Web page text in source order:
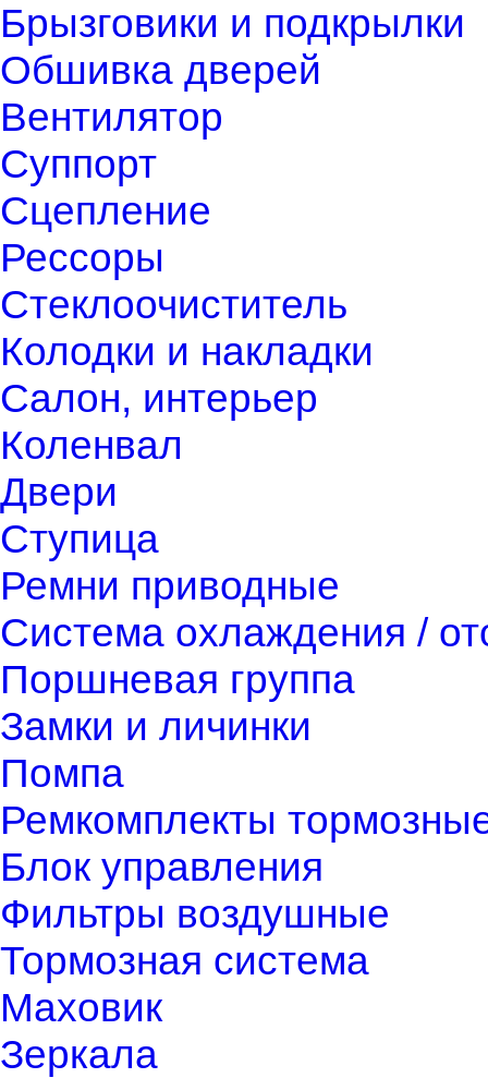
Брызговики и подкрылки
Обшивка дверей
Вентилятор
Суппорт
Сцепление
Рессоры
Стеклоочиститель
Колодки и накладки
Салон, интерьер
Коленвал
Двери
Ступица
Ремни приводные
Система охлаждения /
Поршневая группа
Замки и личинки
Помпа
Ремкомплекты
Блок управления
Фильтры воздушные
Тормозная система
Маховик
Зеркала